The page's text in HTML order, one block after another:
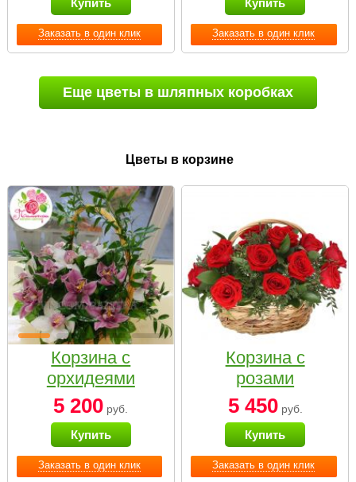
Заказать в один клик
Купить
Заказать в один клик
Купить
Еще цветы в шляпных коробках
Цветы в корзине
Заказать в один клик
Корзина с
орхидеями
малая
5 200 руб.
Купить
Заказать в один клик
Корзина с
розами
«Красный
Париж»
5 450руб.
Купить